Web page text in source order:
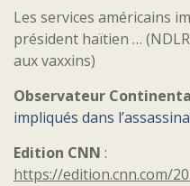
Les services américains
président haïtien …
aux vaxxins)
Observateur
impliqués dans
Edition CNN :
https://edition.cnn.com/